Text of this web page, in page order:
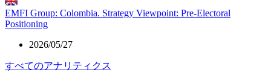
EMFI Group: Colombia. Strategy Viewpoint: Pre-Electoral
Positioning
2026/05/27
すべてのアナリティクス